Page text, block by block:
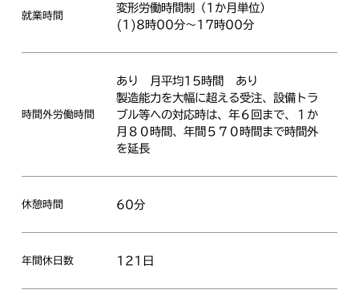
就業時間
変形労働時間制（1か月単位）
(1)8時00分～17時00分
時間外労働時間
あり 月平均15時間
あり
製造能力を大幅に超える受注、設備トラ
ブル等への対応時は、年６回まで、１か
月８０時間、年間５７０時間まで時間外
を延長
休憩時間 60分
年間休日数 121日